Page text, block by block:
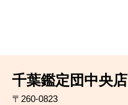
千葉鑑定団中央店
〒260-0823